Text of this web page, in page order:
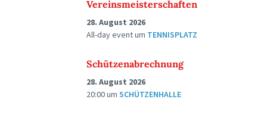
Vereinsmeisterschaften
28. August 2026
All-day eventum TENNISPLATZ
Schützenabrechnung
28. August 2026
20:00um SCHÜTZENHALLE